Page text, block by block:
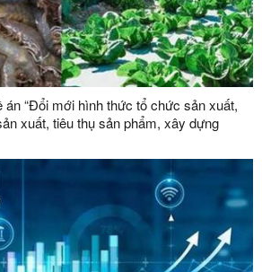
“Đổi mới hình thức tổ chức sản xuất,
xuất, tiêu thụ sản phẩm, xây dựng